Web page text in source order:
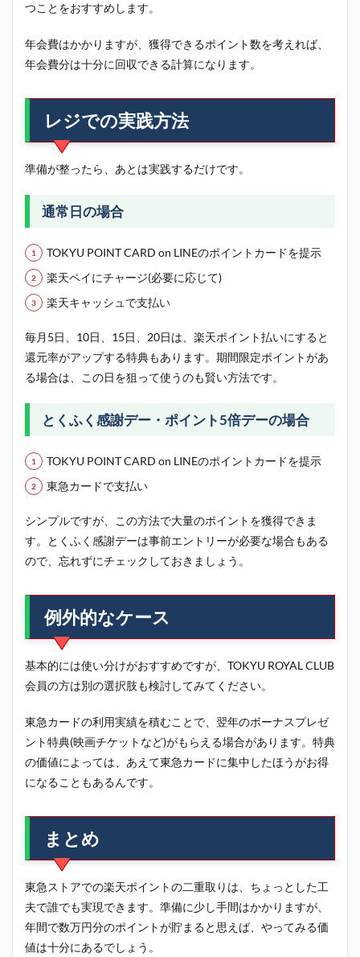
つことをおすすめします。
年会費はかかりますが、獲得できるポイント数を考えれば、
年会費分は十分に回収できる計算になります。
レジでの実践方法
準備が整ったら、あとは実践するだけです。
通常日の場合
TOKYU POINT CARD on LINEのポイントカードを提示
楽天ペイにチャージ(必要に応じて)
楽天キャッシュで支払い
毎月5日、10日、15日、20日は、楽天ポイント払いにすると
還元率がアップする特典もあります。期間限定ポイントがあ
る場合は、この日を狙って使うのも賢い方法です。
とくふく感謝デー・ポイント5倍デーの場合
TOKYU POINT CARD on LINEのポイントカードを提示
東急カードで支払い
シンプルですが、この方法で大量のポイントを獲得できま
す。とくふく感謝デーは事前エントリーが必要な場合もある
ので、忘れずにチェックしておきましょう。
例外的なケース
基本的には使い分けがおすすめですが、TOKYU ROYAL CLUB
会員の方は別の選択肢も検討してみてください。
東急カードの利用実績を積むことで、翌年のボーナスプレゼ
ント特典(映画チケットなど)がもらえる場合があります。特典
の価値によっては、あえて東急カードに集中したほうがお得
になることもあるんです。
まとめ
東急ストアでの楽天ポイントの二重取りは、ちょっとした工
夫で誰でも実現できます。準備に少し手間はかかりますが、
年間で数万円分のポイントが貯まると思えば、やってみる価
値は十分にあるでしょう。